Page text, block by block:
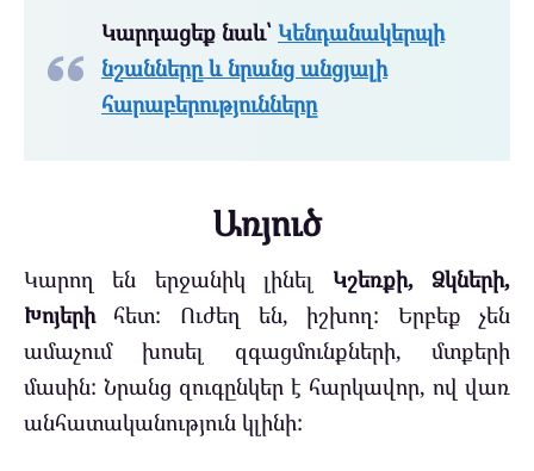
Կարդացեք նաև՝ Կենդանակերպի
նշանները և նրանց անցյալի
հարաբերությունները
Առյուծ
Կարող են երջանիկ լինել Կշեռքի, Ձկների,
Խոյերիհետ: Ուժեղ են, իշխող: Երբեք չեն
ամաչում խոսել զգացմունքների, մտքերի
մասին: Նրանց զուգընկեր է հարկավոր, ով վառ
անհատականություն կլինի: